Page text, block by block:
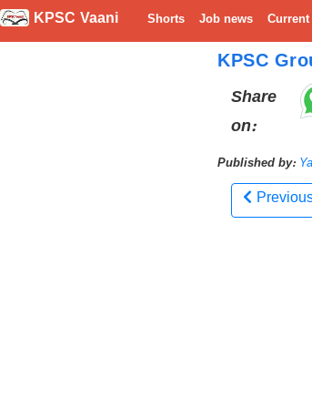
KPSC Vaani Shorts Job news
KPSC
Share
on:
Published by: